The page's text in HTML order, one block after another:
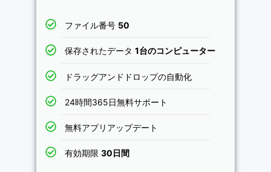
ファイル番号 50
保存されたデータ1台のコンピューター
ドラッグアンドドロップの自動化
24時間365日無料サポート
無料アプリアップデート
有効期限30日間